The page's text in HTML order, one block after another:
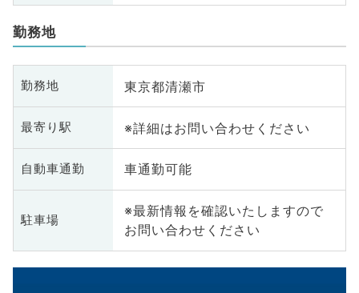
勤務地
勤務地 東京都清瀬市
最寄り駅 ※詳細はお問い合わせください
自動車通勤 車通勤可能
駐車場
※最新情報を確認いたしますので
お問い合わせください